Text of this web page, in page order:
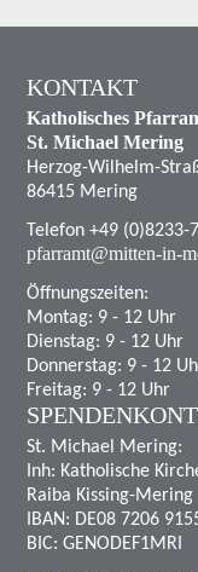
KONTAKT
Katholisches
St. Michael Mering
Herzog-Wilhelm-
86415 Mering
Telefon +49 (0)8233-
pfarramt@mitten-in-
Öffnungszeiten:
Montag: 9 - 12 Uhr
Dienstag: 9 - 12 Uhr
Donnerstag: 9 - 12
Freitag: 9 - 12 Uhr
St. Michael Mering:
Inh: Katholische
Raiba Kissing-Mering
IBAN: DE08 7206
BIC: GENODEF1MRI